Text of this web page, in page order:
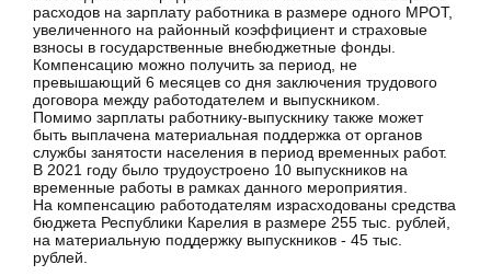
расходов на зарплату работника в размере одного МРОТ,
увеличенного на районный коэффициент и страховые
взносы в государственные внебюджетные фонды.
Компенсацию можно получить за период, не
превышающий 6 месяцев со дня заключения трудового
договора между работодателем и выпускником.
Помимо зарплаты работнику-выпускнику также может
быть выплачена материальная поддержка от органов
службы занятости населения в период временных работ.
В 2021 году было трудоустроено 10 выпускников на
временные работы в рамках данного мероприятия.
На компенсацию работодателям израсходованы средства
бюджета Республики Карелия в размере 255 тыс. рублей,
на материальную поддержку выпускников - 45 тыс.
рублей.